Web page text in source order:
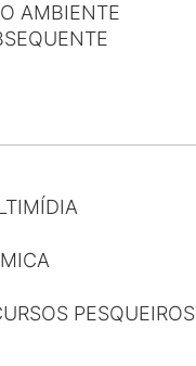
AMBIENTE
PESQUEIROS